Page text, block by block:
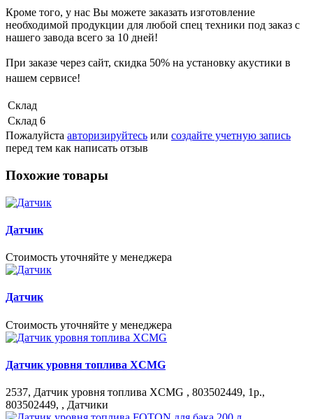
Кроме того, у нас Вы можете заказать изготовление
необходимой продукции для любой спец техники под заказ с
нашего завода всего за 10 дней!
При заказе через сайт, скидка 50% на установку акустики в
нашем сервисе!
Склад
Склад 6
Пожалуйста авторизируйтесь или создайте учетную запись
перед тем как написать отзыв
Похожие товары
Датчик
Стоимость уточняйте у менеджера
Датчик
Стоимость уточняйте у менеджера
Датчик уровня топлива XCMG
2537, Датчик уровня топлива XCMG , 803502449, 1р.,
803502449, , Датчики